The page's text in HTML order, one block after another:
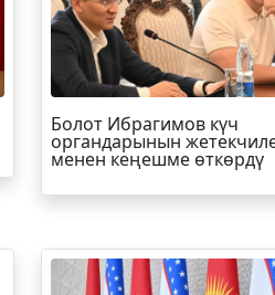
Болот Ибрагимов күч
органдарынын
менен кеңешме өткөрдү